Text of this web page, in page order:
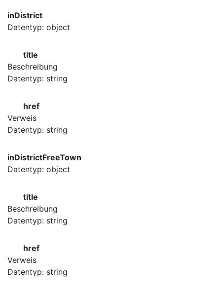
inDistrict
Datentyp: object
title
Beschreibung
Datentyp: string
href
Verweis
Datentyp: string
inDistrictFreeTown
Datentyp: object
title
Beschreibung
Datentyp: string
href
Verweis
Datentyp: string